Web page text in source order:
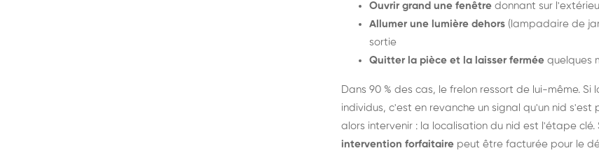
Ouvrir grand une fenêtre donnant sur
Allumer une lumière dehors (lampadaire de
sortie
Quitter la pièce et la laisser fermée quelques
Dans 90 % des cas, le frelon ressort de lui-même.
individus, c'est en revanche un signal qu'un nid
alors intervenir : la localisation du nid est l'étape
intervention forfaitaire peut être facturée pour le